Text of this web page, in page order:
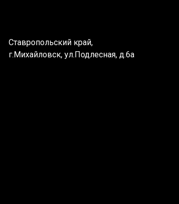
Ставропольский край,
г.Михайловск, ул.Подлесная, д.6а